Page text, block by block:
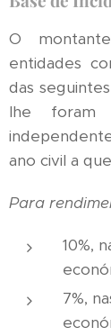
O
entidades
das
lhe foram
ano civil a
Para
10%,
7%,